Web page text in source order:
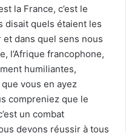
la France, c’est le
disait quels étaient les
dans quel sens nous
l’Afrique francophone,
humiliantes,
vous en ayez
compreniez que le
un combat
devons réussir à tous